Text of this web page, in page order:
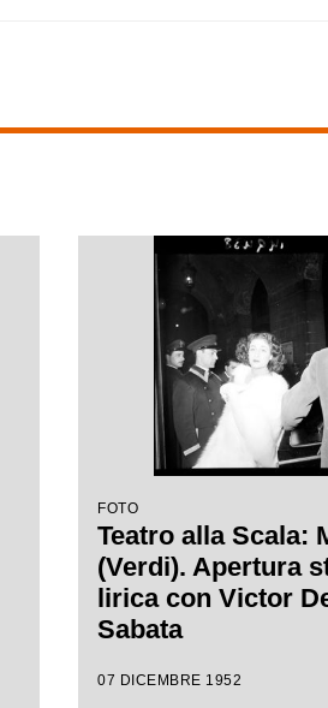
FOTO
Teatro alla Scala:
(Verdi). Apertura
lirica con Victor
Sabata
07 DICEMBRE 1952